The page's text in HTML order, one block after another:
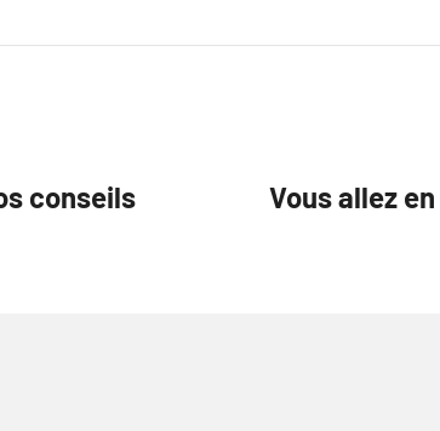
conseils Vous allez